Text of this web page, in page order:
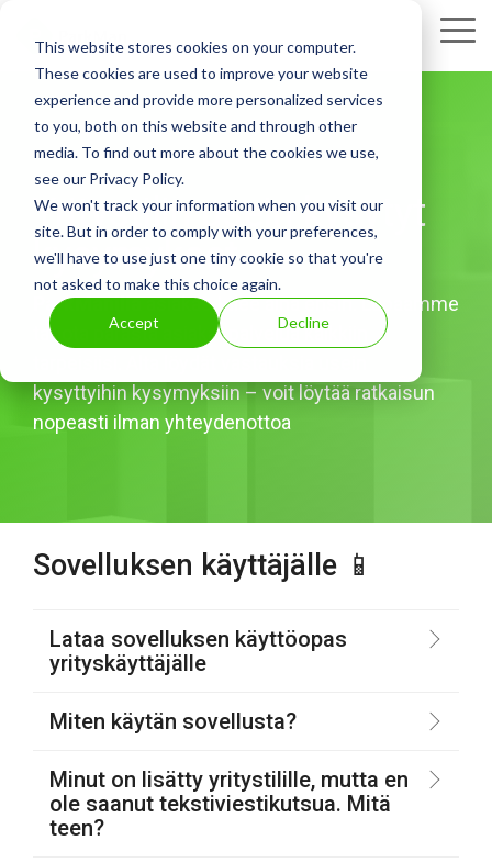
This website stores cookies on your computer.
These cookies are used to improve your website
experience and provide more personalized services
to you, both on this website and through other
media. To find out more about the cookies we use,
see our Privacy Policy.
We won't track your information when you visit our
site. But in order to comply with your preferences,
we'll have to use just one tiny cookie so that you're
not asked to make this choice again.
Accept Decline
content.
Yritystilin usein kysytyt
kysymykset
ParkManillaasiakas tulee aina ensin. Lupaamme
tarjota parasta asiakaspalvelua kaikkiin
kysyttyihin kysymyksiin – voit löytää ratkaisun
nopeasti ilman yhteydenottoa
Sovelluksen käyttäjälle 📱
Lataa sovelluksen käyttöopas
yrityskäyttäjälle
Miten käytän sovellusta?
Minut on lisätty yritystilille, mutta en
ole saanut tekstiviestikutsua. Mitä
teen?